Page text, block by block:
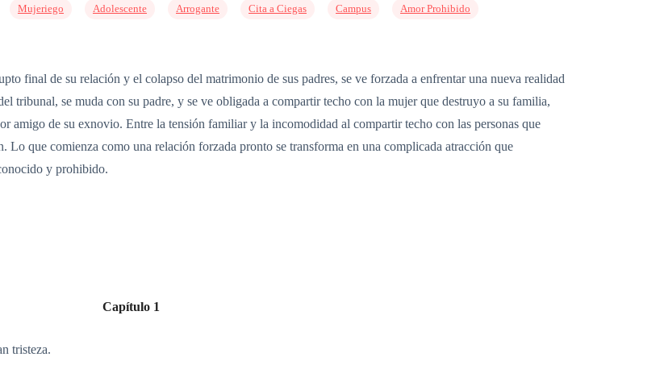
Mujeriego Adolescente Arrogante Cita a Ciegas Campus Amor Prohibido
final de su relación y el colapso del matrimonio de sus padres, se ve forzada a enfrentar una nueva realidad
tribunal, se muda con su padre, y se ve obligada a compartir techo con la mujer que destruyo a su familia,
amigo de su exnovio. Entre la tensión familiar y la incomodidad al compartir techo con las personas que
Lo que comienza como una relación forzada pronto se transforma en una complicada atracción que
y prohibido.
Capítulo 1
tristeza.